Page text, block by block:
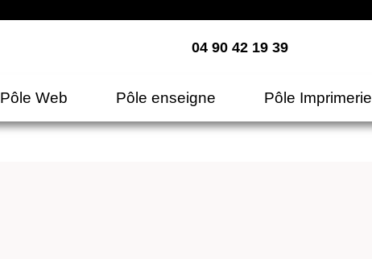
04 90 42 19 39
Pôle Web Pôle enseigne Pôle Imprimerie